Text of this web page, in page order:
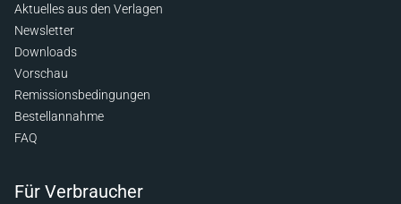
Aktuelles aus den Verlagen
Newsletter
Downloads
Vorschau
Remissionsbedingungen
Bestellannahme
FAQ
Für Verbraucher